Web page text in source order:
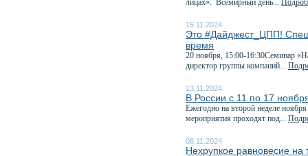
лицах». Всемирный день...
15.11.2024
Это #Дайджест_ЦПП!
время
20 ноября, 15:00-16:30Семинар
директор группы компаний...
13.11.2024
В России с 11 по 17
Ежегодно на второй неделе
мероприятия проходят под...
08.11.2024
Нехрупкое равновесие